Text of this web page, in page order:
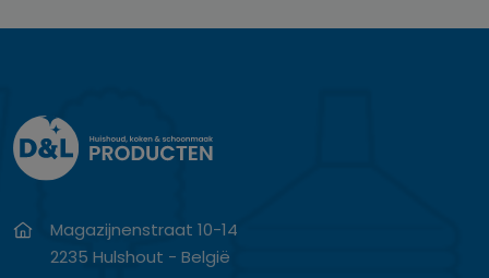
Magazijnenstraat 10-14
2235 Hulshout - België